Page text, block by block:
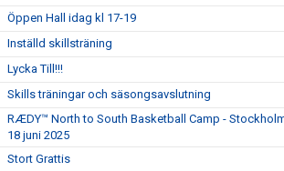
Öppen Hall idag kl 17-19
Inställd skillsträning
Lycka Till!!!
Skills träningar och säsongsavslutning
RÆDY™ North to South Basketball Camp -
18 juni 2025
Stort Grattis